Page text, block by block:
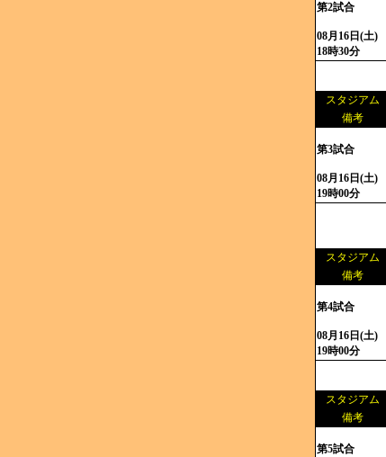
第2試合
08月16日(土)
18時30分
スタジアム
備考
第3試合
08月16日(土)
19時00分
スタジアム
備考
第4試合
08月16日(土)
19時00分
スタジアム
備考
第5試合